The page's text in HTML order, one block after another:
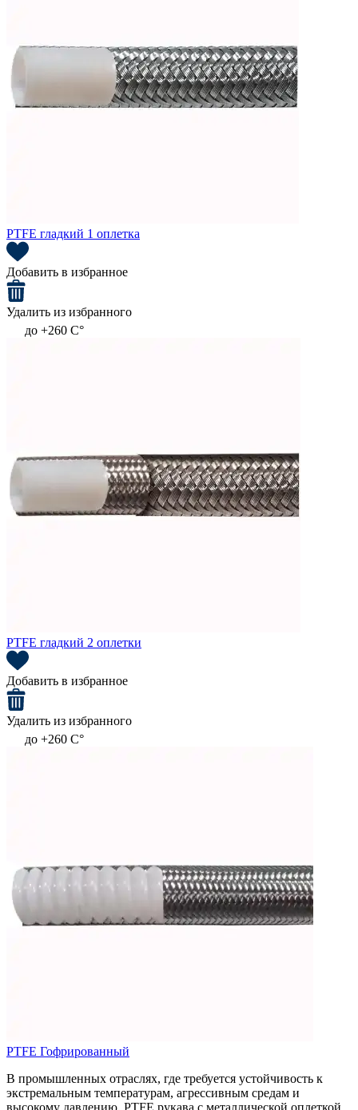
PTFE гладкий 1 оплетка
Добавить в избранное
Удалить из избранного
до +260 C°
PTFE гладкий 2 оплетки
Добавить в избранное
Удалить из избранного
до +260 C°
PTFE Гофрированный
В промышленных отраслях, где требуется устойчивость к
экстремальным температурам, агрессивным средам и
высокому давлению, PTFE рукава с металлической оплеткой